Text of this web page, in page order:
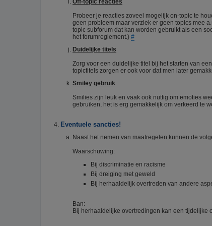
Probeer je reacties zoveel mogelijk on-topic te
geen probleem maar verziek er geen topics mee
topic subforum dat kan worden gebruikt als een
het forumreglement.) #
Duidelijke titels
Zorg voor een duidelijke titel bij het starten van
topictitels zorgen er ook voor dat men later
Smiley gebruik
Smilies zijn leuk en vaak ook nuttig om emoties
gebruiken, het is erg gemakkelijk om verkeerd te
Eventuele sancties!
Naast het nemen van maatregelen kunnen de
Waarschuwing:
Bij discriminatie en racisme
Bij dreiging met geweld
Bij herhaaldelijk overtreden van andere
Ban:
Bij herhaaldelijke overtredingen kan een tijdelijke